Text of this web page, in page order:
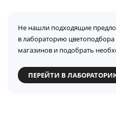
Не нашли подходящие
в лабораторию
магазинов и подобрать
ПЕРЕЙТИ В